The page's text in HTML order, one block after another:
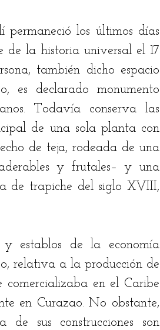
los últimos días
de la historia universal el 17
también dicho espacio
es declarado monumento
Todavía conserva las
de una sola planta con
de teja, rodeada de una
y frutales– y una
de trapiche del siglo XVIII,
y establos de la economía
relativa a la producción de
comercializaba en el Caribe
en Curazao. No obstante,
sus construcciones son